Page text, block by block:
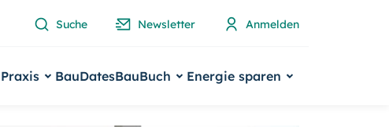
Suche Newsletter Anmelden
Praxis BauDatesBauBuch Energie sparen